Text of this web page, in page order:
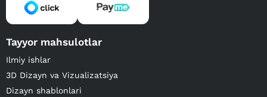
Tayyor mahsulotlar
Ilmiy ishlar
3D Dizayn va Vizualizatsiya
Dizayn shablonlari